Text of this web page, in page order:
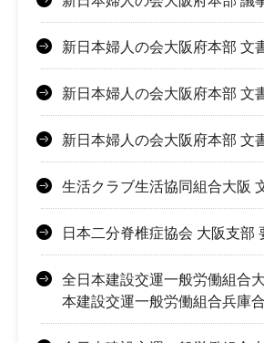
新日本婦人の会大阪府本部 文
新日本婦人の会大阪府本部 文
新日本婦人の会大阪府本部 文
生活クラブ生活協同組合大阪
日本二分脊椎症協会 大阪支部
全日本建設交運一般労働組合
本建設交運一般労働組合兵庫